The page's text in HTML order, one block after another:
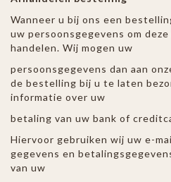
Wanneer u bij ons een
uw persoonsgegevens om
handelen. Wij mogen uw
persoonsgegevens dan aan
de bestelling bij u te laten
informatie over uw
betaling van uw bank of
Hiervoor gebruiken wij uw e-
gegevens en
van uw